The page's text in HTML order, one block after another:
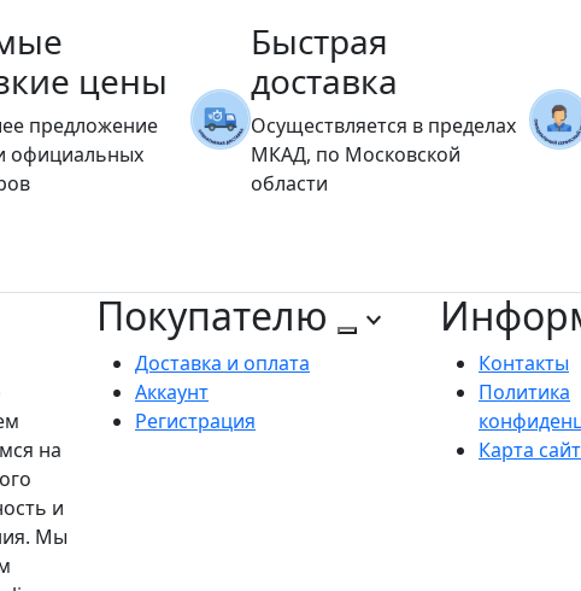
цены
предложение
официальных
Быстрая
доставка
Осуществляется в пределах
МКАД, по Московской
области
на
и
Мы
Покупателю
Доставка и оплата
Аккаунт
Регистрация
Контакты
Политика
Карта